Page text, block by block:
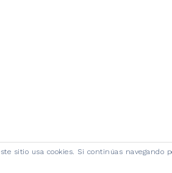
sitio usa cookies. Si continúas navegando